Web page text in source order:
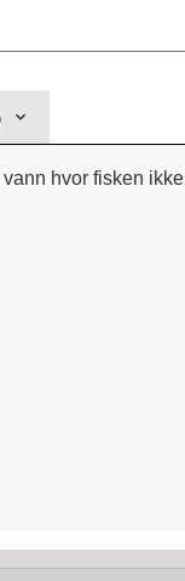
hvor fisken